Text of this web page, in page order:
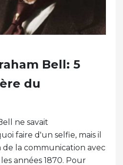
Bell: 5
du
ne savait
faire d'un selfie, mais il
la communication avec
années 1870. Pour